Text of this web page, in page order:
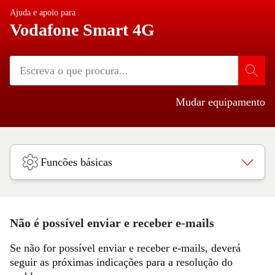
Ajuda e apoio para
Vodafone Smart 4G
Mudar equipamento
Funcões básicas
Não é possível enviar e receber e-mails
Se não for possível enviar e receber e-mails, deverá
seguir as próximas indicações para a resolução do